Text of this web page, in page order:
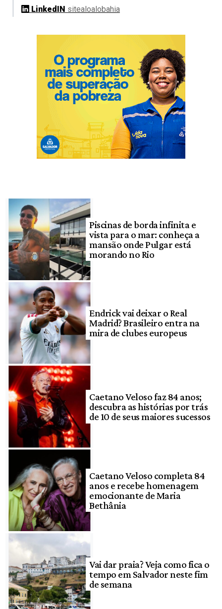
LinkedIN sitealoalobahia
Piscinas de borda infinita e
vista para o mar: conheça a
mansão onde Pulgar está
morando no Rio
Endrick vai deixar o Real
Madrid? Brasileiro entra na
mira de clubes europeus
Caetano Veloso faz 84 anos;
descubra as histórias por trás
de 10 de seus maiores sucessos
Caetano Veloso completa 84
anos e recebe homenagem
emocionante de Maria
Bethânia
Vai dar praia? Veja como fica o
tempo em Salvador neste fim
de semana